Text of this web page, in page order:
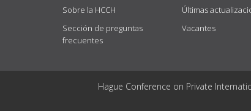
Sobre la HCCH
Sección de preguntas
frecuentes
Últimas
Vacantes
Hague Conference on Private